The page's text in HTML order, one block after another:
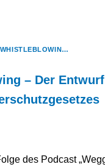
& KONTAKT WHISTLEBLOWING – DER ENTWURF EINES HINWEISGEBERSCHUTZGESETZES
– Der
des Podcast